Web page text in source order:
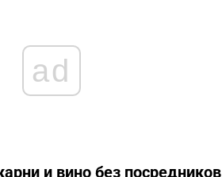
ad
и вино без посредников